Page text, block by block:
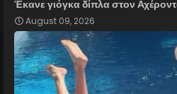
Έκανε γιόγκα δίπλα στον
August 09, 2026